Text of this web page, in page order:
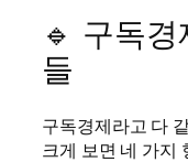
🔹 구독
들
구독경제라고 다
크게 보면 네 가지